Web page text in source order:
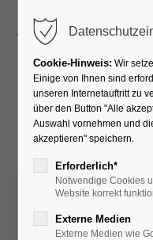
und Petra
07.04.2026, 19:30
UNTERGESCHOSS
Cookie-Hinweis: Wir
Einige von Ihnen sind
unseren Internetauftritt zu
über den Button "Alle
Auswahl vornehmen und
akzeptieren" speichern.
Erforderlich*
Notwendige Cookies
Website korrekt
Externe Medien
Externe Medien wie